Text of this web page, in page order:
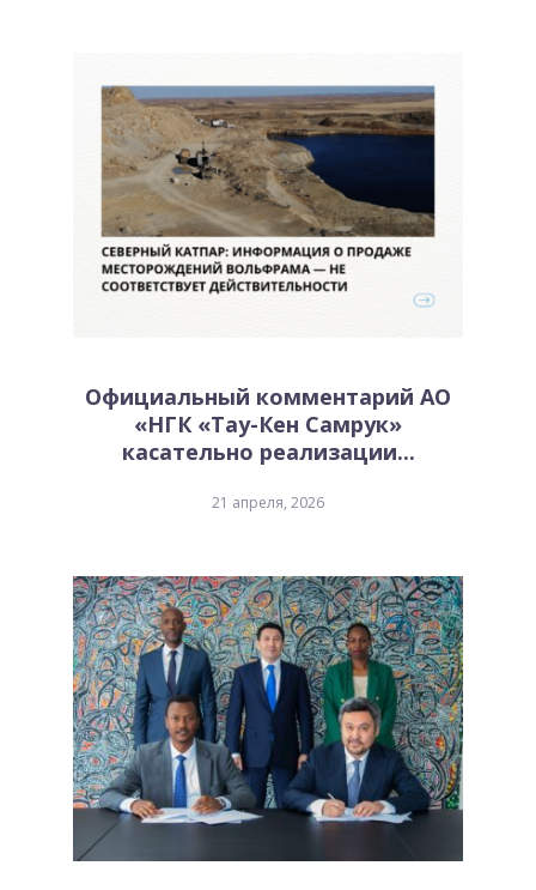
Официальный комментарий АО
«НГК «Тау-Кен Самрук»
касательно реализации...
21 апреля, 2026